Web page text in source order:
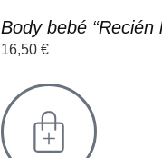
Body bebé “Recién
16,50 €